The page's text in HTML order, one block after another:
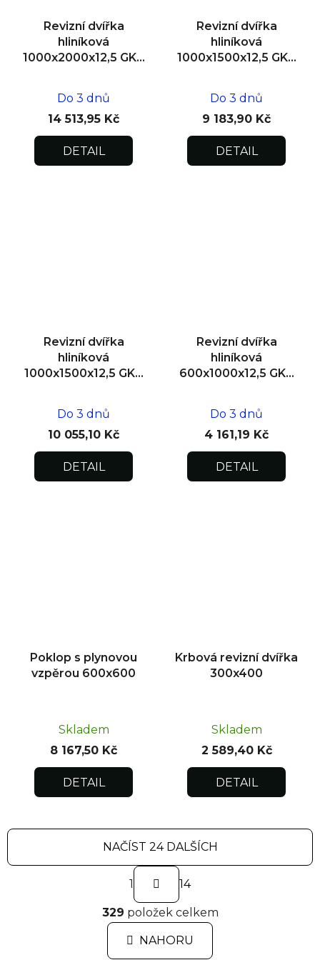
Revizní dvířka
hliníková
1000x2000x12,5 GKB
Do 3 dnů
14 513,95 Kč
DETAIL
Revizní dvířka
hliníková
1000x1500x12,5 GKB
Do 3 dnů
9 183,90 Kč
DETAIL
Revizní dvířka
hliníková
1000x1500x12,5 GKB
Do 3 dnů
10 055,10 Kč
DETAIL
Revizní dvířka
hliníková
600x1000x12,5 GKB
Do 3 dnů
4 161,19 Kč
DETAIL
Poklop s plynovou
vzpěrou 600x600
Skladem
8 167,50 Kč
DETAIL
Krbová revizní dvířka
300x400
Skladem
2 589,40 Kč
DETAIL
O
v
l
á
NAČÍST 24 DALŠÍCH
S
r
á
n
k
1 14
329 položek celkem
NAHORU